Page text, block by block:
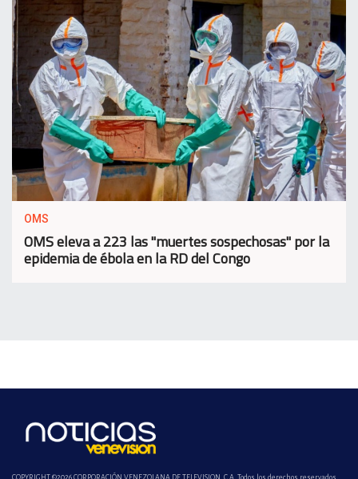
OMS
OMS eleva a 223 las "muertes sospechosas" por la
epidemia de ébola en la RD del Congo